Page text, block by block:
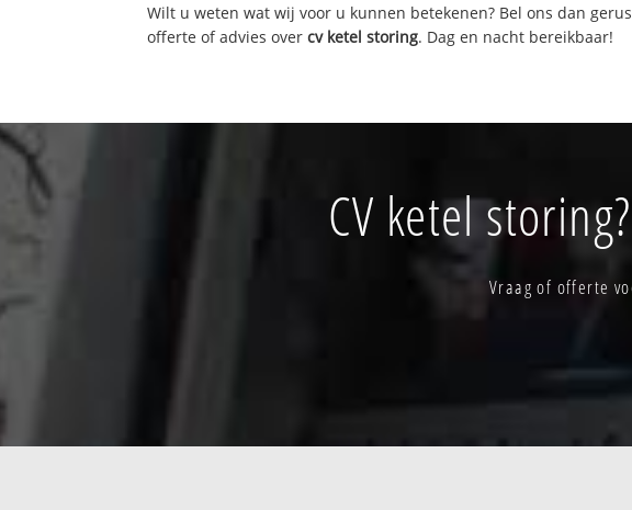
Wilt u weten wat wij voor u kunnen betekenen? Bel ons dan
offerte of advies overcv ketel storing. Dag en nacht bereikbaar!
CV ketel
Vraag of offerte